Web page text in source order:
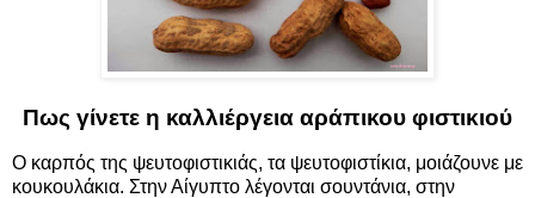
Πως γίνετε η καλλιέργεια αράπικου φιστικιού
Ο καρπός της ψευτοφιστικιάς, τα ψευτοφιστίκια, μοιάζουνε με
κουκουλάκια. Στην Αίγυπτο λέγονται σουντάνια, στην